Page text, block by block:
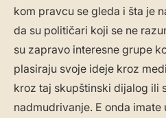
kom pravcu se gleda i šta je
da su političari koji se ne
su zapravo interesne grupe
plasiraju svoje ideje kroz
kroz taj skupštinski dijalog ili
nadmudrivanje. E onda